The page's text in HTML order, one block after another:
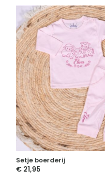
Setje boerderij
€ 21,95